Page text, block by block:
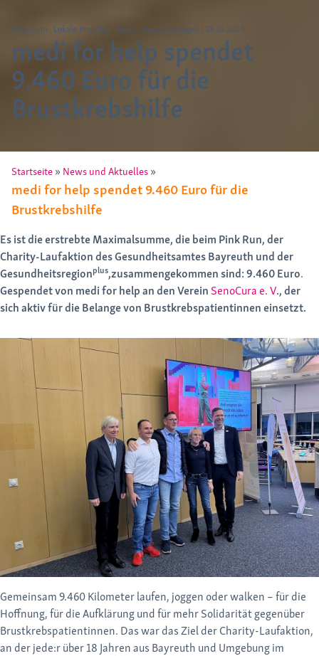
Allgemein Lokale Projekte News Veranstaltungen 23.10.2024
medi for help spendet
9.460 Euro für die
Brustkrebshilfe
Startseite » News und Aktuelles »
medi for help spendet 9.460 Euro für die
Brustkrebshilfe
Es ist die erstrebte Maximalsumme, die beim Pink Run, der
Charity-Laufaktion des Gesundheitsamtes Bayreuth und der
Gesundheitsregionplus,zusammengekommen sind: 9.460 Euro.
Gespendet von medi for help an den Verein SenoCura e. V., der
sich aktiv für die Belange von Brustkrebspatientinnen einsetzt.
Gemeinsam 9.460 Kilometer laufen, joggen oder walken – für die
Hoffnung, für die Aufklärung und für mehr Solidarität gegenüber
Brustkrebspatientinnen. Das war das Ziel der Charity-Laufaktion,
an der jede:r über 18 Jahren aus Bayreuth und Umgebung im